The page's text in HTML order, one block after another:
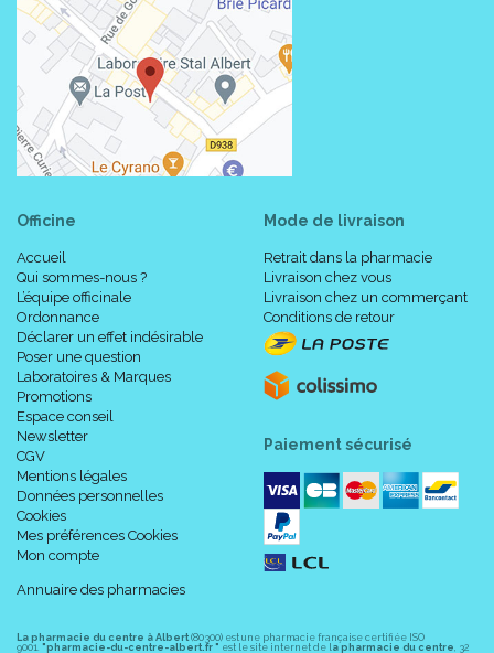
Officine
Accueil
Qui sommes-nous ?
L’équipe officinale
Ordonnance
Déclarer un effet indésirable
Poser une question
Laboratoires & Marques
Promotions
Espace conseil
Newsletter
CGV
Mentions légales
Données personnelles
Cookies
Mes préférences Cookies
Mon compte
Annuaire des pharmacies
Mode de livraison
Retrait dans la pharmacie
Livraison chez vous
Livraison chez un commerçant
Conditions de retour
Paiement sécurisé
La pharmacie du centre à Albert (80300) est une pharmacie française certifiée ISO
9001. "pharmacie-du-centre-albert.fr " est le site internet de l a pharmacie du centre , 32